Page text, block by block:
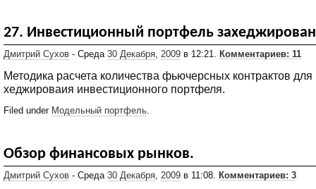
27. Инвестиционный портфель
Дмитрий Сухов - Среда 30 Декабря 2009 в 12:21. Комментариев: 11
Методика расчета количества фьючерсных контрактов для
хеджироваия инвестиционного портфеля.
Filed under Модельный портфель
Обзор финансовых рынков.
Дмитрий Сухов - Среда 30 Декабря 2009 в 11:08. Комментариев: 3